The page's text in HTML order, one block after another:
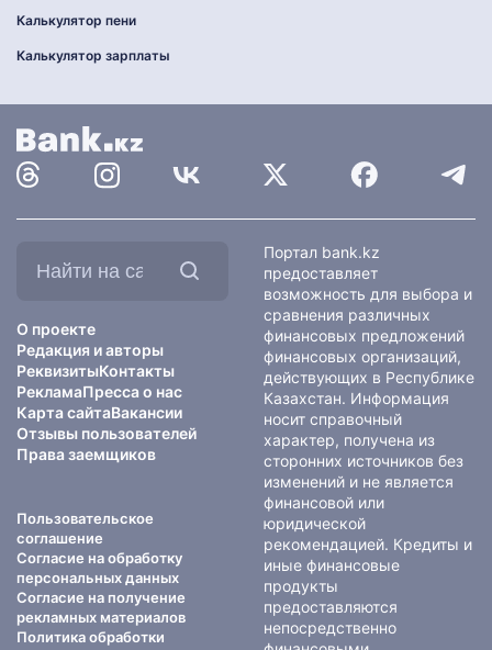
Калькулятор пени
Калькулятор зарплаты
О проекте
Редакция и авторы
РеквизитыКонтакты
РекламаПресса о нас
Карта сайтаВакансии
Отзывы пользователей
Права заемщиков
Пользовательское
соглашение
Согласие на обработку
персональных данных
Согласие на получение
рекламных материалов
Политика обработки
Портал bank.kz
предоставляет
возможность для выбора и
сравнения различных
финансовых предложений
финансовых организаций,
действующих в Республике
Казахстан. Информация
носит справочный
характер, получена из
сторонних источников без
изменений и не является
финансовой или
юридической
рекомендацией. Кредиты и
иные финансовые
продукты
предоставляются
непосредственно